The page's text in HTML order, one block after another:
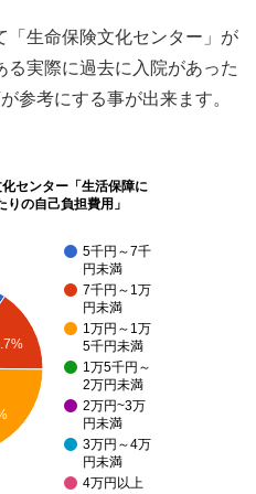
「生命保険文化センター」が
実際に過去に入院があった
参考にする事が出来ます。
センター「生活保障に
の自己負担費用」
5千円～7千
円未満
7千円～1万
円未満
1万円～1万
5千円未満
1万5千円～
2万円未満
2万円~3万
円未満
3万円～4万
円未満
4万円以上